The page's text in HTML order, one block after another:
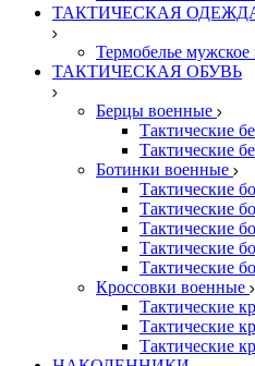
ТАКТИЧЕСКАЯ
Термобелье мужское
ТАКТИЧЕСКАЯ ОБУВЬ
Берцы военные
Тактические
Тактические
Ботинки военные
Тактические
Тактические
Тактические
Тактические
Тактические
Кроссовки военные
Тактические
Тактические
Тактические